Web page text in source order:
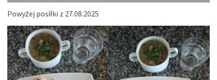
Powyżej posiłki z 27.08.2025